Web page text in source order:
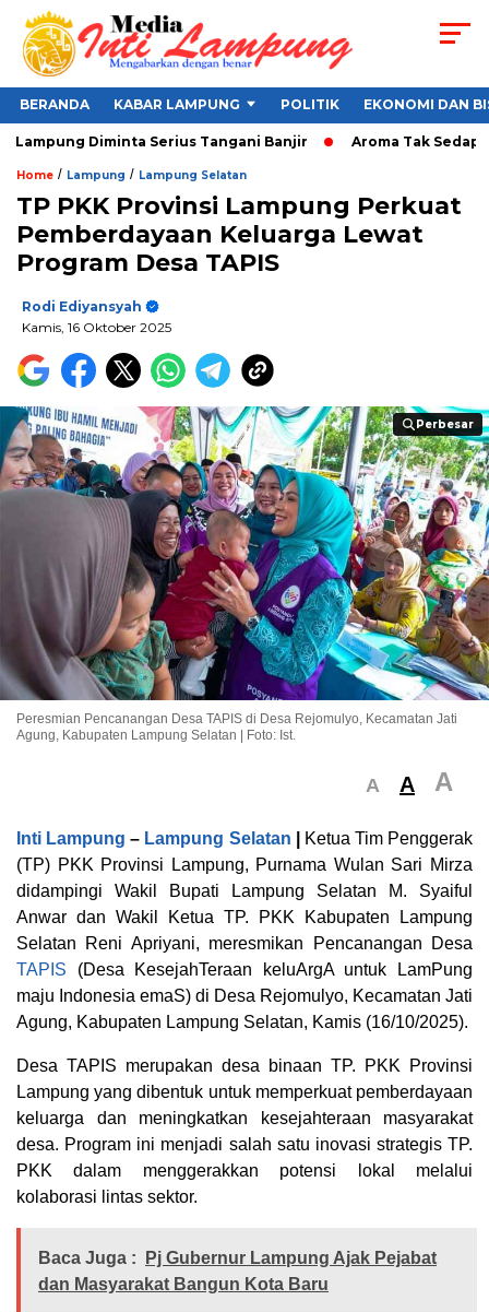
BERANDA KABAR LAMPUNG POLITIK EKONOMI DAN
Diminta Serius Tangani Banjir Aroma Tak Sedap
Home / Lampung / Lampung Selatan
TP PKK Provinsi Lampung Perkuat
Pemberdayaan Keluarga Lewat
Program Desa TAPIS
Rodi Ediyansyah
Kamis, 16 Oktober 2025
Perbesar
Perbesar
Peresmian Pencanangan Desa TAPIS di Desa Rejomulyo, Kecamatan Jati
Agung, Kabupaten Lampung Selatan | Foto: Ist.
A A A
Inti Lampung – Lampung Selatan
Ketua Tim Penggerak
(TP) PKK Provinsi Lampung, Purnama Wulan Sari Mirza
didampingi Wakil Bupati Lampung Selatan M. Syaiful
Anwar dan Wakil Ketua TP. PKK Kabupaten Lampung
Selatan Reni Apriyani, meresmikan Pencanangan Desa
TAPIS (Desa KesejahTeraan keluArgA untuk LamPung
maju Indonesia emaS) di Desa Rejomulyo, Kecamatan Jati
Agung, Kabupaten Lampung Selatan, Kamis (16/10/2025).
Desa TAPIS merupakan desa binaan TP. PKK Provinsi
Lampung yang dibentuk untuk memperkuat pemberdayaan
keluarga dan meningkatkan kesejahteraan masyarakat
desa. Program ini menjadi salah satu inovasi strategis TP.
PKK dalam menggerakkan potensi lokal melalui
kolaborasi lintas sektor.
Baca Juga :
Pj Gubernur Lampung Ajak Pejabat
dan Masyarakat Bangun Kota Baru